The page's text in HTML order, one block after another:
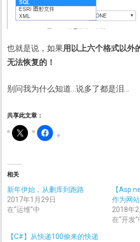
也就是说，如果用以上六个格式以外
无法恢复的！
别问我为什么知道…说多了都是泪…
共享此文章：
相关
新年伊始，从删库到跑路
2017年1月29日
在“运维”中
【
作为网
2018年2
在“开发”
【C#】从快递100偷来的快递